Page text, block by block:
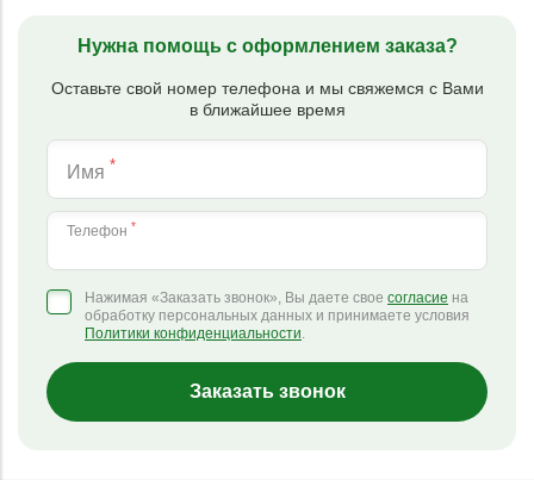
Нужна помощь с оформлением заказа?
Оставьте свой номер телефона и мы свяжемся с Вами
в ближайшее время
Имя *
Телефон *
Нажимая «Заказать звонок», Вы даете свое согласие на
обработку персональных данных и принимаете условия
Политики конфиденциальности.
Заказать звонок